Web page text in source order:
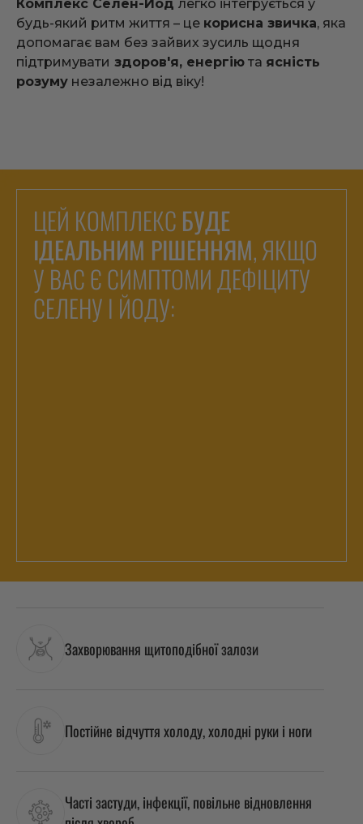
Комплекс Селен-Йод легко інтегрується у
будь-який ритм життя – це корисна звичка, яка
допомагає вам без зайвих зусиль щодня
підтримувати здоров'я, енергію та ясність
розуму незалежно від віку!
ЦЕЙ КОМПЛЕКС БУДЕ
ІДЕАЛЬНИМ РІШЕННЯМ, ЯКЩО
У ВАС Є СИМПТОМИ ДЕФІЦИТУ
СЕЛЕНУ І ЙОДУ:
Захворювання щитоподібної залози
Постійне відчуття холоду, холодні руки і ноги
Часті застуди, інфекції, повільне відновлення